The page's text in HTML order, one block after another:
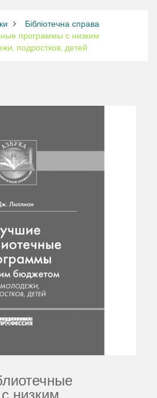
Бібліотечна справа
программы с низким
подростков, детей
низким